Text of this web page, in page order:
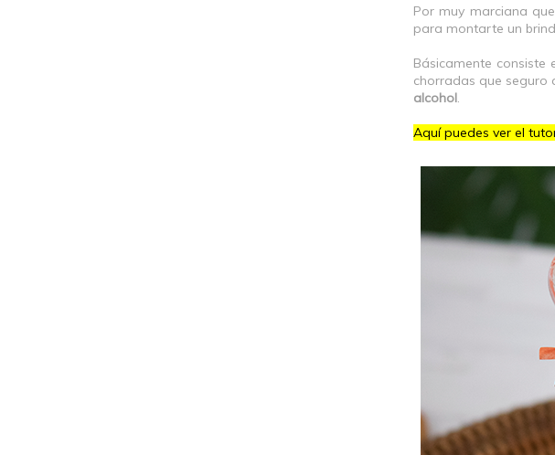
Por muy marciana
para montarte un
Básicamente consiste
chorradas que seguro
alcohol.
Aquí puedes ver el